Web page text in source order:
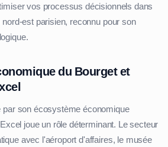
vos processus décisionnels dans
est parisien, reconnu pour son
du Bourget et
par son écosystème économique
joue un rôle déterminant. Le secteur
avec l'aéroport d'affaires, le musée